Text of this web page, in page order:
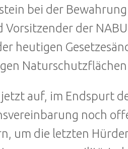
bei der
Vorsitzender der
heutigen
auf, im Endspurt
noch
um die letzten